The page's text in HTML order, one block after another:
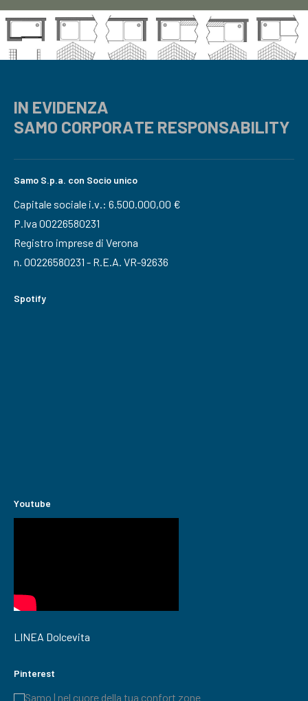
IN EVIDENZA
SAMO CORPORATE RESPONSABILITY
Samo S.p.a. con Socio unico
Capitale sociale i.v.: 6.500.000,00 €
P.Iva 00226580231
Registro imprese di Verona
n. 00226580231 - R.E.A. VR-92636
Spotify
Youtube
LINEA Dolcevita
Pinterest
Samo | nel cuore della tua confort zone